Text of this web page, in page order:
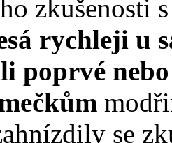
zkušenosti
rychleji u
poprvé
se